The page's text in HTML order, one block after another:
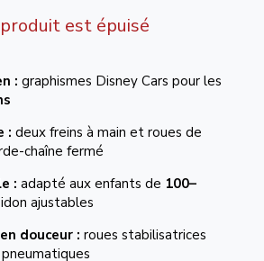
est épuisé
: graphismes Disney Cars pour les
: deux freins à main et roues de
chaîne fermé
: adapté aux enfants de 100–
ajustables
douceur : roues stabilisatrices